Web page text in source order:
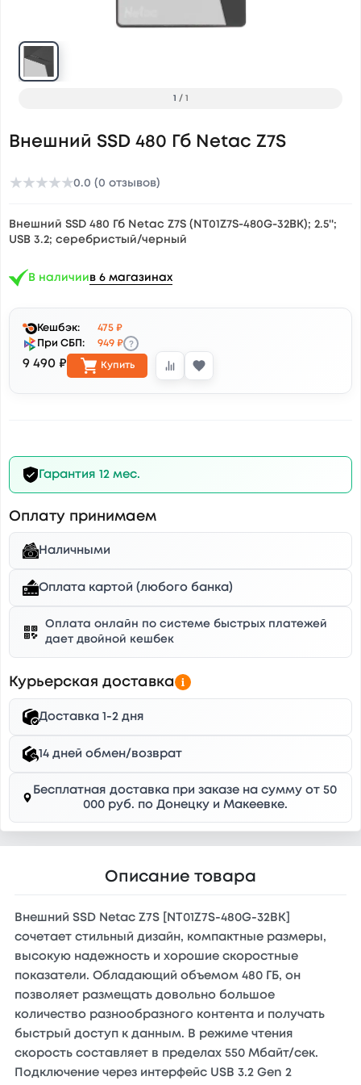
1 / 1
Внешний SSD 480 Гб Netac Z7S
★★★★★0.0 (0 отзывов)
Внешний SSD 480 Гб Netac Z7S (NT01Z7S-480G-32BK); 2.5'';
USB 3.2; серебристый/черный
В наличиив 6 магазинах
Кешбэк:
475 ₽
При СБП:
949 ₽ ?
9 490 ₽ Купить
Гарантия 12 мес.
Оплату принимаем
Наличными
Оплата картой (любого банка)
Оплата онлайн по системе быстрых платежей
дает двойной кешбек
Курьерская доставка
Доставка 1-2 дня
14 дней обмен/возврат
Бесплатная доставка при заказе на сумму от 50
000 руб. по Донецку и Макеевке.
Описание товара
Внешний SSD Netac Z7S [NT01Z7S-480G-32BK]
сочетает стильный дизайн, компактные размеры,
высокую надежность и хорошие скоростные
показатели. Обладающий объемом 480 ГБ, он
позволяет размещать довольно большое
количество разнообразного контента и получать
быстрый доступ к данным. В режиме чтения
скорость составляет в пределах 550 Мбайт/сек.
Подключение через интерфейс USB 3.2 Gen 2